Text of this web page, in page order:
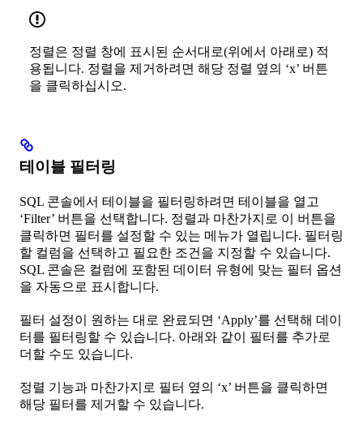
정렬은 정렬 창에 표시된 순서대로(위에서 아래로) 적
용됩니다. 정렬을 제거하려면 해당 정렬 옆의 ‘x’ 버튼
을 클릭하십시오.
테이블 필터링
SQL 콘솔에서 테이블을 필터링하려면 테이블을 열고
‘Filter’ 버튼을 선택합니다. 정렬과 마찬가지로 이 버튼을
클릭하면 필터를 설정할 수 있는 메뉴가 열립니다. 필터링
할 컬럼을 선택하고 필요한 조건을 지정할 수 있습니다.
SQL 콘솔은 컬럼에 포함된 데이터 유형에 맞는 필터 옵션
을 자동으로 표시합니다.
필터 설정이 원하는 대로 완료되면 ‘Apply’를 선택해 데이
터를 필터링할 수 있습니다. 아래와 같이 필터를 추가로
더할 수도 있습니다.
정렬 기능과 마찬가지로 필터 옆의 ‘x’ 버튼을 클릭하면
해당 필터를 제거할 수 있습니다.